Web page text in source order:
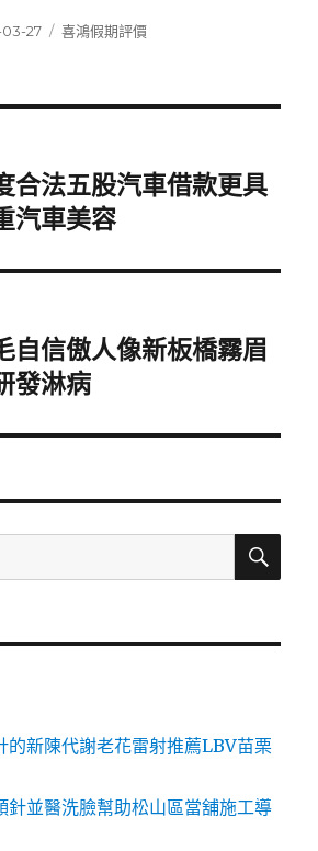
27
分
喜鴻假期評價
合法五股汽車借款更具
汽車美容
自信傲人像新板橋霧眉
發淋病
搜
的新陳代謝老花雷射推薦LBV苗栗
針並醫洗臉幫助松山區當舖施工導